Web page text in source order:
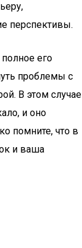
перспективы.
его
проблемы с
В этом случае
и оно
помните, что в
и ваша